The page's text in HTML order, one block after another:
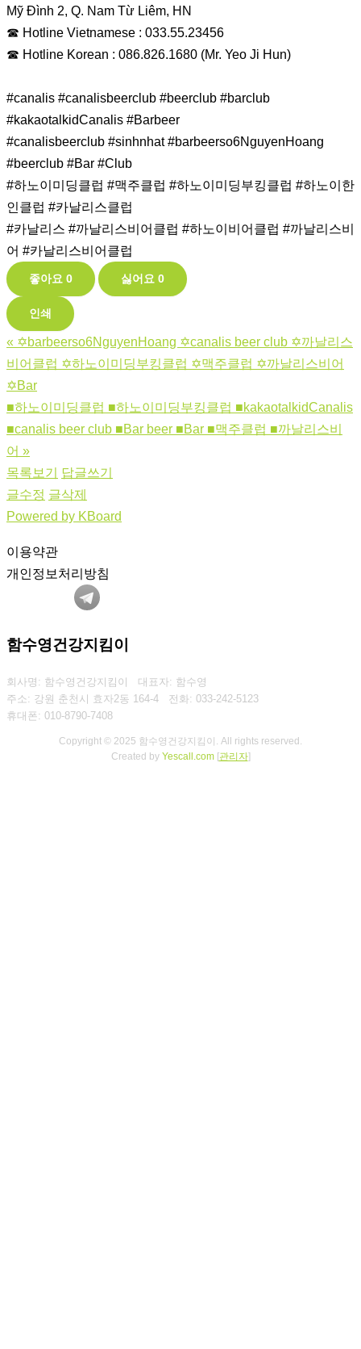
Mỹ Đình 2, Q. Nam Từ Liêm, HN
☎ Hotline Vietnamese : 033.55.23456
☎ Hotline Korean : 086.826.1680 (Mr. Yeo Ji Hun)
#canalis #canalisbeerclub #beerclub #barclub
#kakaotalkidCanalis #Barbeer
#canalisbeerclub #sinhnhat #barbeerso6NguyenHoang
#beerclub #Bar #Club
#하노이미딩클럽 #맥주클럽 #하노이미딩부킹클럽 #하노이한
인클럽 #카날리스클럽
#카날리스 #까날리스비어클럽 #하노이비어클럽 #까날리스비
어 #카날리스비어클럽
좋아요 0 싫어요 0
인쇄
« ✡️barbeerso6NguyenHoang ✡️canalis beer club ✡️까날리스
비어클럽 ✡️하노이미딩부킹클럽 ✡️맥주클럽 ✡️까날리스비어
✡️Bar
■하노이미딩클럽 ■하노이미딩부킹클럽 ■kakaotalkidCanalis
■canalis beer club ■Bar beer ■Bar ■맥주클럽 ■까날리스비
어 »
목록보기
답글쓰기
글수정 글삭제
Powered by KBoard
이용약관
개인정보처리방침
함수영건강지킴이
회사명: 함수영건강지킴이 대표자: 함수영
주소: 강원 춘천시 효자2동 164-4 전화: 033-242-5123
휴대폰: 010-8790-7408
Copyright © 2025 함수영건강지킴이. All rights reserved.
Created by Yescall.com[관리자]